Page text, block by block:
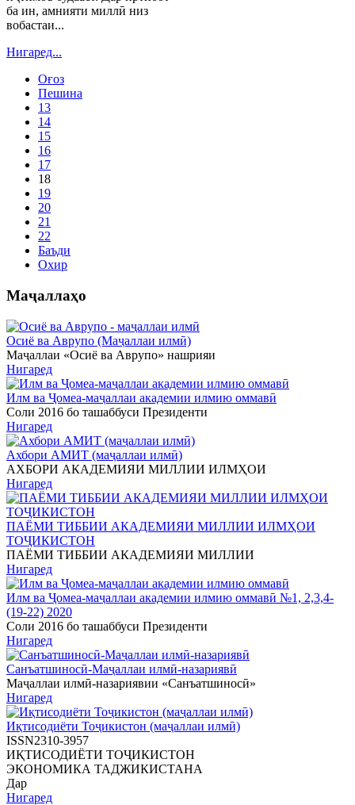
ба ин, амнияти миллӣ низ
вобастаи...
Нигаред...
Оғоз
Пешина
13
14
15
16
17
18
19
20
21
22
Баъди
Охир
Маҷаллаҳо
Осиё ва Аврупо (Маҷаллаи илмӣ)
Маҷаллаи «Осиё ва Аврупо» нашрияи
Нигаред
Илм ва Ҷомеа-маҷаллаи академии илмию оммавӣ
Соли 2016 бо ташаббуси Президенти
Нигаред
Ахбори АМИТ (маҷаллаи илмӣ)
АХБОРИ АКАДЕМИЯИ МИЛЛИИ ИЛМҲОИ
Нигаред
ПАЁМИ ТИББИИ АКАДЕМИЯИ МИЛЛИИ ИЛМҲОИ
ТОҶИКИСТОН
ПАЁМИ ТИББИИ АКАДЕМИЯИ МИЛЛИИ
Нигаред
Илм ва Ҷомеа-маҷаллаи академии илмию оммавӣ №1, 2,3,4-
(19-22) 2020
Соли 2016 бо ташаббуси Президенти
Нигаред
Санъатшиносӣ-Маҷаллаи илмӣ-назариявӣ
Маҷаллаи илмӣ-назариявии «Санъатшиносӣ»
Нигаред
Иқтисодиёти Тоҷикистон (маҷаллаи илмӣ)
ISSN2310-3957
ИҚТИСОДИЁТИ ТОҶИКИСТОН
ЭКОНОМИКА ТАДЖИКИСТАНА
Дар
Нигаред